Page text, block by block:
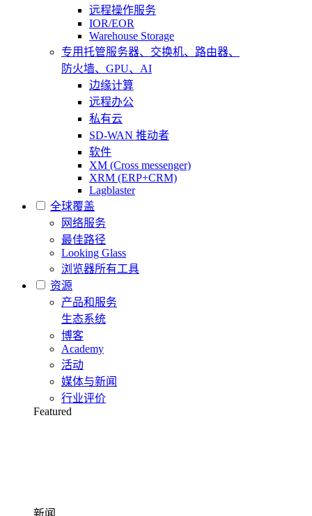
远程操作服务
IOR/EOR
Warehouse Storage
专用托管服务器、交换机、路由器、
防火墙、GPU、AI
边缘计算
远程办公
私有云
SD-WAN 推动者
软件
XM (Cross messenger)
XRM (ERP+CRM)
Lagblaster
全球覆盖
网络服务
最佳路径
Looking Glass
浏览器所有工具
资源
产品和服务
生态系统
博客
Academy
活动
媒体与新闻
行业评价
Featured
新闻